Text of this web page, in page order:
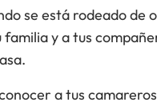
se está rodeado de
y a tus
a tus